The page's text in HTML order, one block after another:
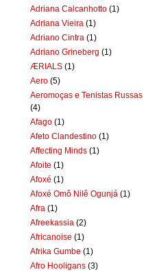
Adriana Calcanhotto (1)
Adriana Vieira (1)
Adriano Cintra (1)
Adriano Grineberg (1)
ÆRIALS (1)
Aero (5)
Aeromoças e Tenistas Russas
(4)
Afago (1)
Afeto Clandestino (1)
Affecting Minds (1)
Afoite (1)
Afoxé (1)
Afoxé Omô Nilê Ogunjá (1)
Afra (1)
Afreekassia (2)
Africanoise (1)
Afrika Gumbe (1)
Afro Hooligans (3)